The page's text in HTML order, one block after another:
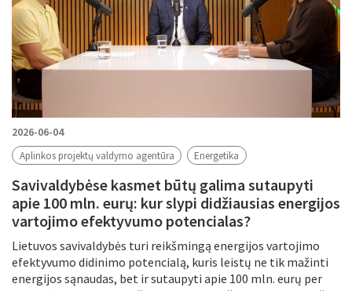
2026-06-04
Aplinkos projektų valdymo agentūra Energetika
Savivaldybėse kasmet būtų galima sutaupyti
apie 100 mln. eurų: kur slypi didžiausias energijos
vartojimo efektyvumo potencialas?
Lietuvos savivaldybės turi reikšmingą energijos vartojimo
efektyvumo didinimo potencialą, kuris leistų ne tik mažinti
energijos sąnaudas, bet ir sutaupyti apie 100 mln. eurų per